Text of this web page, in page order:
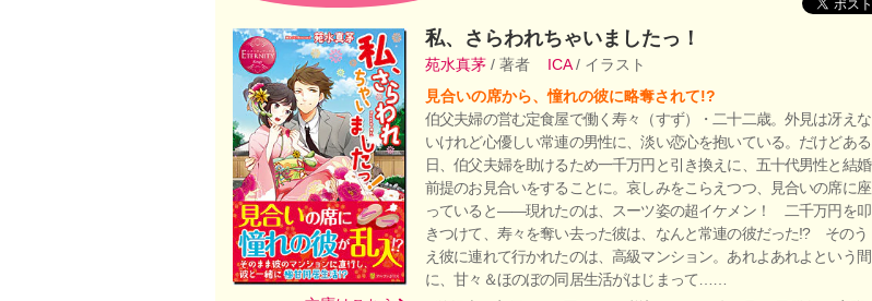
私、さらわれちゃいましたっ！
苑水真茅 / 著者 ICA/ イラスト
見合いの席から、憧れの彼に略奪されて!?
伯父夫婦の営む定食屋で働く寿々（すず）・二十二歳。外見は冴えな
いけれど心優しい常連の男性に、淡い恋心を抱いている。だけどある
日、伯父夫婦を助けるため一千万円と引き換えに、五十代男性と結婚
前提のお見合いをすることに。哀しみをこらえつつ、見合いの席に座
っていると――現れたのは、スーツ姿の超イケメン！ 二千万円を叩
きつけて、寿々を奪い去った彼は、なんと常連の彼だった!? そのう
え彼に連れて行かれたのは、高級マンション。あれよあれよという間
に、甘々＆ほのぼの同居生活がはじまって……